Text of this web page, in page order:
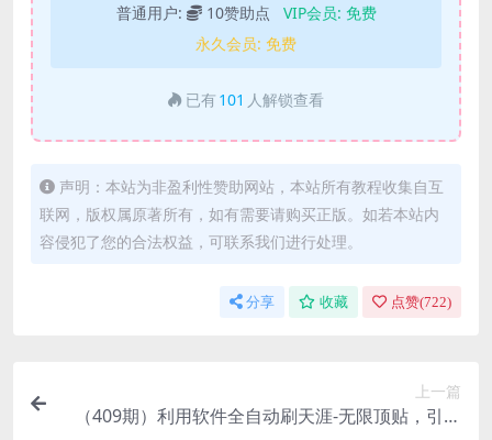
普通用户: 10赞助点 VIP会员: 免费
永久会员: 免费
已有 101 人解锁查看
声明：本站为非盈利性赞助网站，本站所有教程收集自互
联网，版权属原著所有，如有需要请购买正版。如若本站内
容侵犯了您的合法权益，可联系我们进行处理。
分享 收藏 点赞(722)
上一篇
（409期）利用软件全自动刷天涯-无限顶贴，引爆